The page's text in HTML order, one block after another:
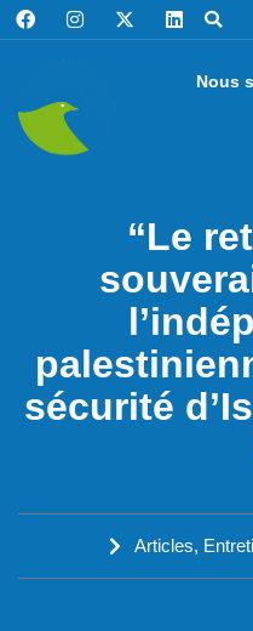
Nous
“Le
sécurité
Articles,